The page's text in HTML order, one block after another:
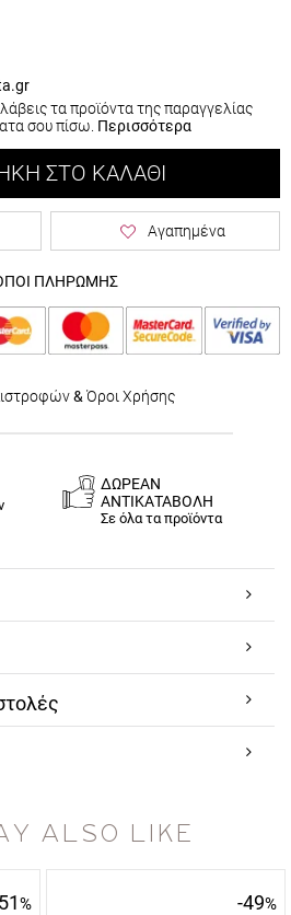
τα προϊόντα της παραγγελίας
σου πίσω. Περισσότερα
ΣΤΟ ΚΑΛΆΘΙ
Αγαπημένα
ΠΛΗΡΩΜΗΣ
& Όροι Χρήσης
ΔΩΡΕΑΝ
ΑΝΤΙΚΑΤΑΒΟΛΗ
Σε όλα τα προϊόντα
ALSO LIKE
% -49%